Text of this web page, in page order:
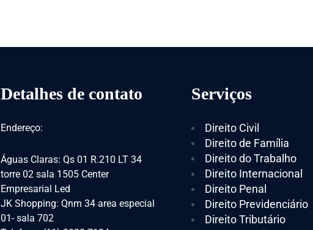
Detalhes de contato
Endereço:
Águas Claras: Qs 01 R.210 LT 34
torre 02 sala 1505 Center
Empresarial Led
JK Shopping: Qnm 34 area especial
01- sala 702
Serviços
Direito Civil
Direito de Família
Direito do Trabalho
Direito Internacional
Direito Penal
Direito Previdenciário
Direito Tributário